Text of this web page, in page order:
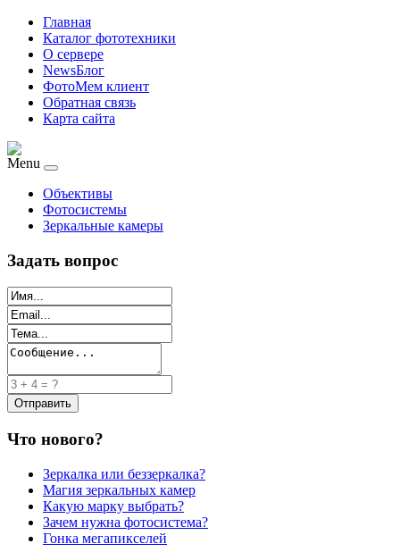
Главная
Каталог фототехники
О сервере
NewsБлог
ФотоМем клиент
Обратная связь
Карта сайта
Menu
Объективы
Фотосистемы
Зеркальные камеры
Задать вопрос
Что нового?
Зеркалка или беззеркалка?
Магия зеркальных камер
Какую марку выбрать?
Зачем нужна фотосистема?
Гонка мегапикселей